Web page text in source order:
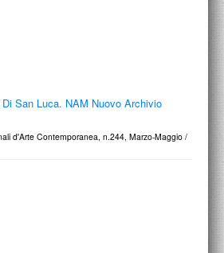
San Luca. NAM Nuovo Archivio
d'Arte Contemporanea, n.244, Marzo-Maggio /